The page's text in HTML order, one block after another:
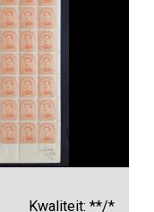
Kwaliteit: **/*